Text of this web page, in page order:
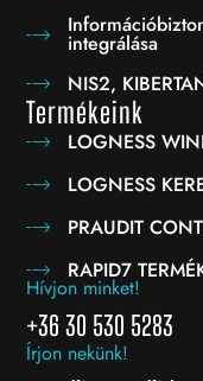
integrálása
NIS2,
Termékeink
LOGNESS
LOGNESS
PRAUDIT
RAPID7
Hívjon minket!
+36 30 530 5283
Írjon nekünk!